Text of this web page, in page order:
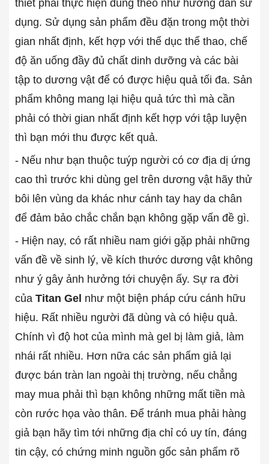
thiết phải thực hiện đúng theo như hướng dẫn sử
dụng. Sử dụng sản phẩm đều đặn trong một thời
gian nhất định, kết hợp với thể dục thể thao, chế
độ ăn uống đầy đủ chất dinh dưỡng và các bài
tập to dương vật để có được hiệu quả tối đa. Sản
phẩm không mang lại hiệu quả tức thì mà cần
phải có thời gian nhất định kết hợp với tập luyện
thì bạn mới thu được kết quả.
- Nếu như bạn thuộc tuýp người có cơ địa dị ứng
cao thì trước khi dùng gel trên dương vật hãy thử
bôi lên vùng da khác như cánh tay hay da chân
để đảm bảo chắc chắn bạn không gặp vấn đề gì.
- Hiện nay, có rất nhiều nam giới gặp phải những
vấn đề về sinh lý, về kích thước dương vật không
như ý gây ảnh hưởng tới chuyện ấy. Sự ra đời
của Titan Gel như một biện pháp cứu cánh hữu
hiệu. Rất nhiều người đã dùng và có hiệu quả.
Chính vì độ hot của mình mà gel bị làm giả, làm
nhái rất nhiều. Hơn nữa các sản phẩm giả lại
được bán tràn lan ngoài thị trường, nếu chẳng
may mua phải thì bạn không những mất tiền mà
còn rước họa vào thân. Để tránh mua phải hàng
giả bạn hãy tìm tới những địa chỉ có uy tín, đáng
tin cậy, có chứng minh nguồn gốc sản phẩm rõ